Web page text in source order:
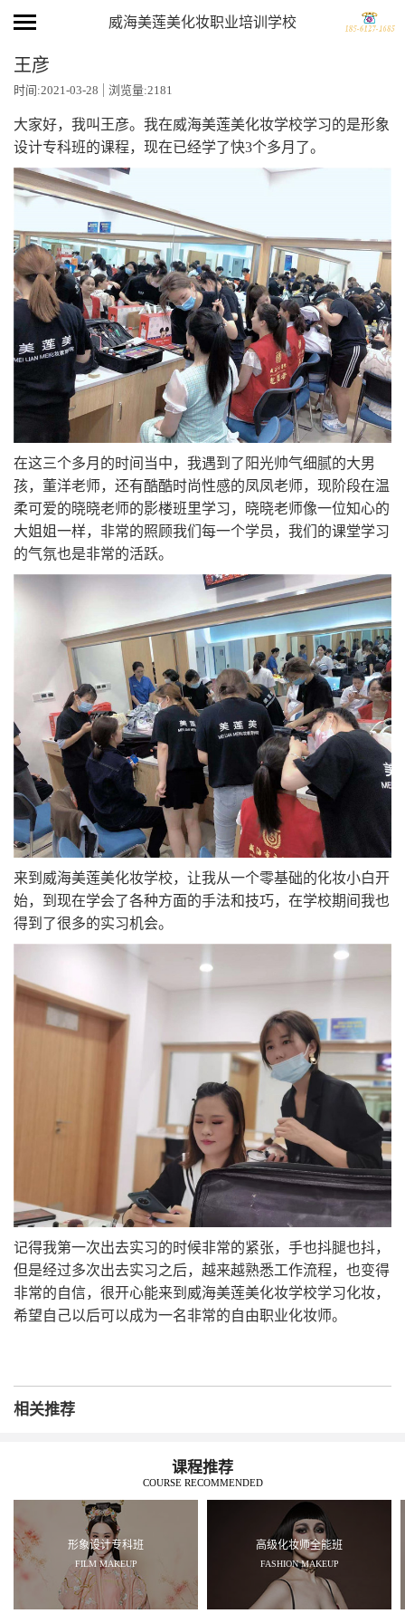
威海美莲美化妆职业培训学校
王彦
时间:2021-03-28 浏览量:2181
大家好，我叫王彦。我在威海美莲美化妆学校学习的是形象
设计专科班的课程，现在已经学了快3个多月了。
在这三个多月的时间当中，我遇到了阳光帅气细腻的大男
孩，董洋老师，还有酷酷时尚性感的凤凤老师，现阶段在温
柔可爱的晓晓老师的影楼班里学习，晓晓老师像一位知心的
大姐姐一样，非常的照顾我们每一个学员，我们的课堂学习
的气氛也是非常的活跃。
来到威海美莲美化妆学校，让我从一个零基础的化妆小白开
始，到现在学会了各种方面的手法和技巧，在学校期间我也
得到了很多的实习机会。
记得我第一次出去实习的时候非常的紧张，手也抖腿也抖，
但是经过多次出去实习之后，越来越熟悉工作流程，也变得
非常的自信，很开心能来到威海美莲美化妆学校学习化妆，
希望自己以后可以成为一名非常的自由职业化妆师。
相关推荐
课程推荐
COURSE RECOMMENDED
形象设计专科班
FILM MAKEUP
高级化妆师全能班
FASHION MAKEUP